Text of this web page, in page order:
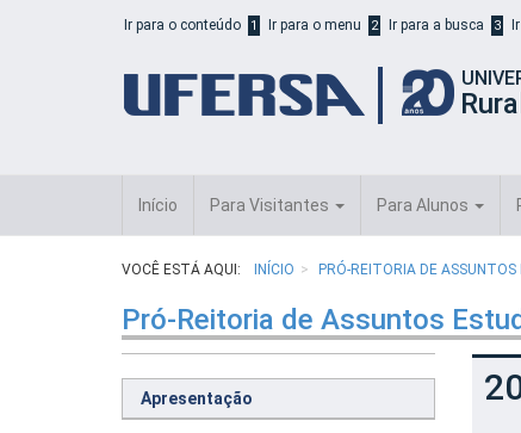
Ir para o conteúdo 1 Ir para o menu 2 Ir para a busca 3
Início Para Visitantes Para Alunos
VOCÊ ESTÁ AQUI: INÍCIO PRÓ-REITORIA DE
Pró-Reitoria de Assuntos
Apresentação